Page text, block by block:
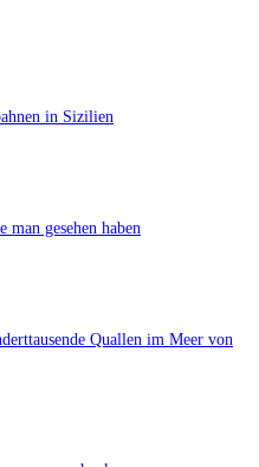
in Sizilien
gesehen haben
Quallen im Meer von